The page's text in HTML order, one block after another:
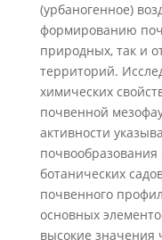
(урбаногенное)
формированию
природных, так и
территорий.
химических
почвенной
активности
почвообразования
ботанических
почвенного
основных
высокие значения